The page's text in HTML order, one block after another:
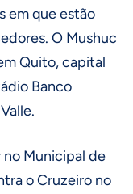
em que estão
O Mushuc
Quito, capital
Banco
no Municipal de
o Cruzeiro no